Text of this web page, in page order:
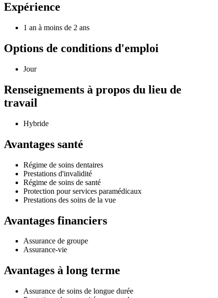
Expérience
1 an à moins de 2 ans
Options de conditions d'emploi
Jour
Renseignements à propos du lieu de
travail
Hybride
Avantages santé
Régime de soins dentaires
Prestations d'invalidité
Régime de soins de santé
Protection pour services paramédicaux
Prestations des soins de la vue
Avantages financiers
Assurance de groupe
Assurance-vie
Avantages à long terme
Assurance de soins de longue durée